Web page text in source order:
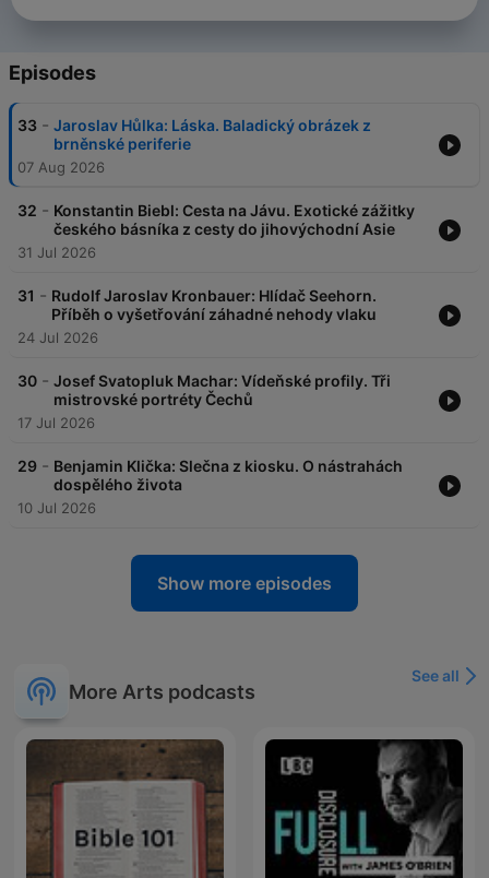
Episodes
33 - Jaroslav Hůlka: Láska. Baladický obrázek z
brněnské periferie
07 Aug 2026
32 - Konstantin Biebl: Cesta na Jávu. Exotické zážitky
českého básníka z cesty do jihovýchodní Asie
31 Jul 2026
31 - Rudolf Jaroslav Kronbauer: Hlídač Seehorn.
Příběh o vyšetřování záhadné nehody vlaku
24 Jul 2026
30 - Josef Svatopluk Machar: Vídeňské profily. Tři
mistrovské portréty Čechů
17 Jul 2026
29 - Benjamin Klička: Slečna z kiosku. O nástrahách
dospělého života
10 Jul 2026
Show more episodes
More Arts podcasts
See all